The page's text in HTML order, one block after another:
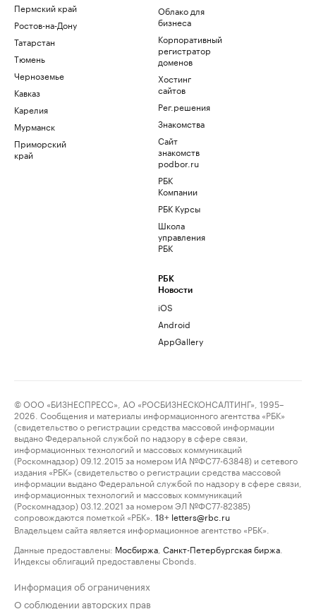
Пермский край
Ростов-на-Дону
Татарстан
Тюмень
Черноземье
Кавказ
Карелия
Мурманск
Приморский
край
Облако для
бизнеса
Корпоративный
регистратор
доменов
Хостинг
сайтов
Рег.решения
Знакомства
Сайт
знакомств
podbor.ru
РБК
Компании
РБК Курсы
Школа
управления
РБК
РБК
Новости
iOS
Android
AppGallery
© ООО «БИЗНЕСПРЕСС», АО «РОСБИЗНЕСКОНСАЛТИНГ», 1995–
2026. Сообщения и материалы информационного агентства «РБК»
(свидетельство о регистрации средства массовой информации
выдано Федеральной службой по надзору в сфере связи,
информационных технологий и массовых коммуникаций
(Роскомнадзор) 09.12.2015 за номером ИА №ФС77-63848) и сетевого
издания «РБК» (свидетельство о регистрации средства массовой
информации выдано Федеральной службой по надзору в сфере связи,
информационных технологий и массовых коммуникаций
(Роскомнадзор) 03.12.2021 за номером ЭЛ №ФС77-82385)
сопровождаются пометкой «РБК».
18+ letters@rbc.ru
Владельцем сайта является информационное агентство «РБК».
Данные предоставлены: Мосбиржа Санкт-Петербургская биржа
Индексы облигаций предоставлены Cbonds.
Информация об ограничениях
О соблюдении авторских прав